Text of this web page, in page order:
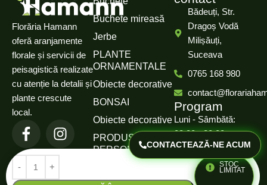
STOC
LIMITAT
Florăria Hamann
oferă aranjamente
florale și servicii de
peisagistică realizate
cu atenție la detalii și
plante crescute
local.
Buchete mireasă
Jerbe
PLANTE
ORNAMENTALE
Obiecte decorative
BONSAI
Obiecte decorative
PRODUSE
PERSONALIZATE
Bădeuți, Str.
Dragoș Vodă
Milișăuți,
Suceava
0765 168 980
Program
Luni - Sâmbătă:
08:00 - 20:00
Politică de confidențialitate
CONTACTEAZĂ-NE ACUM